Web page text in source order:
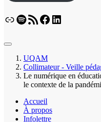
LienSpotify
Flux RSSFacebook
LinkedIn
UQAM
Collimateur - Veille
Le numérique en
le contexte de la
Accueil
À propos
Infolettre